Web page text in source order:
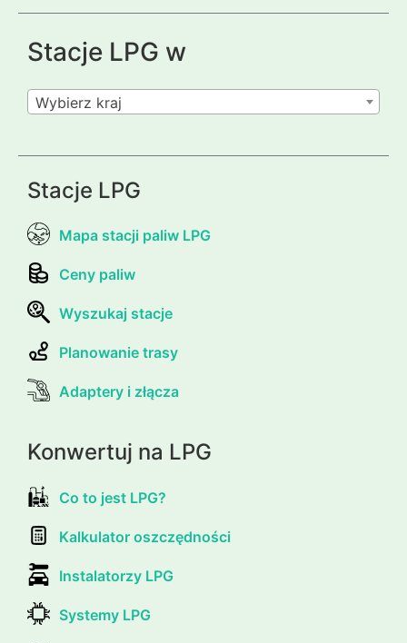
Stacje LPG w
Wybierz kraj
Stacje LPG
Mapa stacji paliw LPG
Ceny paliw
Wyszukaj stacje
Planowanie trasy
Adaptery i złącza
Konwertuj na LPG
Co to jest LPG?
Kalkulator oszczędności
Instalatorzy LPG
Systemy LPG